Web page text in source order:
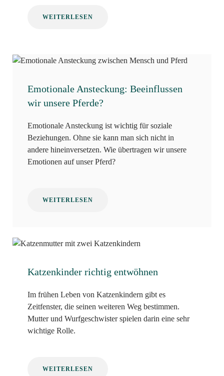
WEITERLESEN
Emotionale Ansteckung: Beeinflussen
wir unsere Pferde?
Emotionale Ansteckung ist wichtig für soziale
Beziehungen. Ohne sie kann man sich nicht in
andere hineinversetzen. Wie übertragen wir unsere
Emotionen auf unser Pferd?
WEITERLESEN
Katzenkinder richtig entwöhnen
Im frühen Leben von Katzenkindern gibt es
Zeitfenster, die seinen weiteren Weg bestimmen.
Mutter und Wurfgeschwister spielen darin eine sehr
wichtige Rolle.
WEITERLESEN